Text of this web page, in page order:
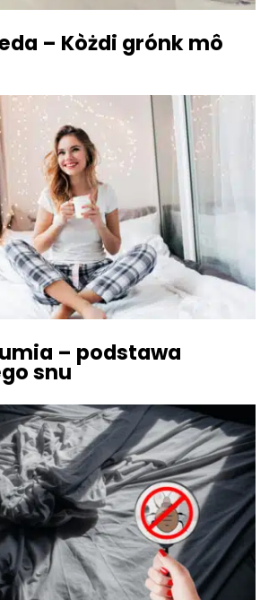
– Kòżdi grónk mô
– podstawa
snu